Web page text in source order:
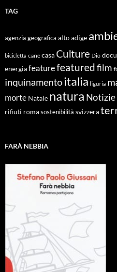
TAG
agenzia geografica alto adige
bicicletta cane casa Culture Dio
energiafeaturefeaturedfilm
inquinamentoitalia liguria
morte Natale natura Notizie
rifiuti roma sostenibilità svizzera
FARÀ NEBBIA